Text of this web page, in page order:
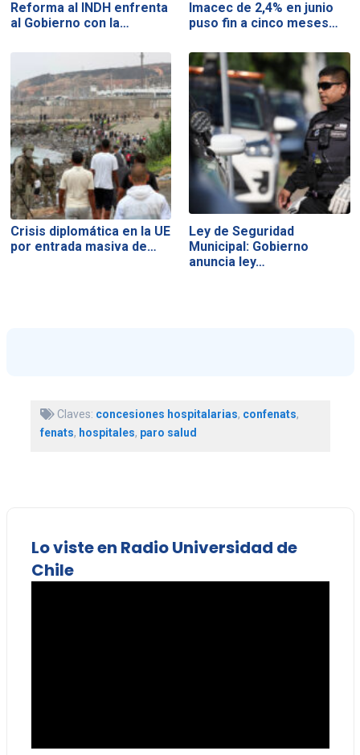
Reforma al INDH enfrenta
al Gobierno con la…
Imacec de 2,4% en junio
puso fin a cinco meses…
Crisis diplomática en la UE
por entrada masiva de…
Ley de Seguridad
Municipal: Gobierno
anuncia ley…
Claves: concesiones hospitalarias, confenats,
fenats, hospitales, paro salud
Lo viste en Radio Universidad de
Chile